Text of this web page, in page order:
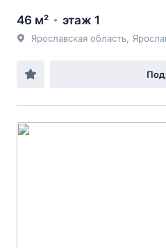
46 м² этаж 1
Ярославская область